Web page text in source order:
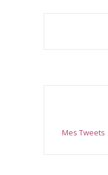
Mes Tweets